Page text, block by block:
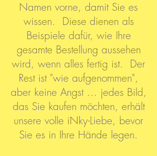
Namen vorne, damit Sie es
wissen. Diese dienen als
Beispiele dafür, wie Ihre
gesamte Bestellung aussehen
wird, wenn alles fertig ist. Der
Rest ist "wie aufgenommen",
aber keine Angst ... jedes Bild,
das Sie kaufen möchten, erhält
unsere volle iNky-Liebe, bevor
Sie es in Ihre Hände legen.